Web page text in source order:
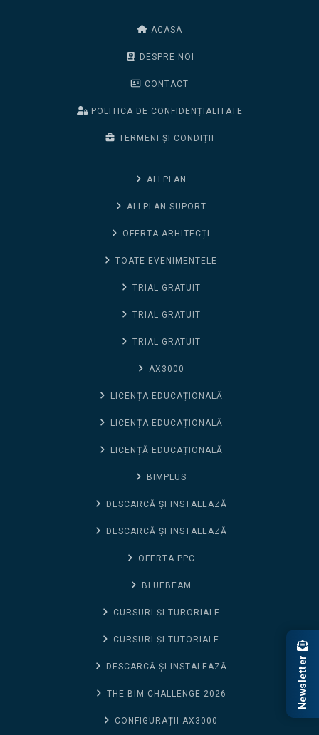
ACASA
DESPRE NOI
CONTACT
POLITICA DE CONFIDENȚIALITATE
TERMENI ȘI CONDIȚII
ALLPLAN
ALLPLAN SUPORT
OFERTA ARHITECȚI
TOATE EVENIMENTELE
TRIAL GRATUIT
TRIAL GRATUIT
TRIAL GRATUIT
AX3000
LICENȚA EDUCAȚIONALĂ
LICENȚA EDUCAȚIONALĂ
LICENȚĂ EDUCAȚIONALĂ
BIMPLUS
DESCARCĂ ȘI INSTALEAZĂ
DESCARCĂ ȘI INSTALEAZĂ
OFERTA PPC
BLUEBEAM
CURSURI ȘI TURORIALE
CURSURI ȘI TUTORIALE
DESCARCĂ ȘI INSTALEAZĂ
THE BIM CHALLENGE 2026
CONFIGURAȚII AX3000
Newsletter